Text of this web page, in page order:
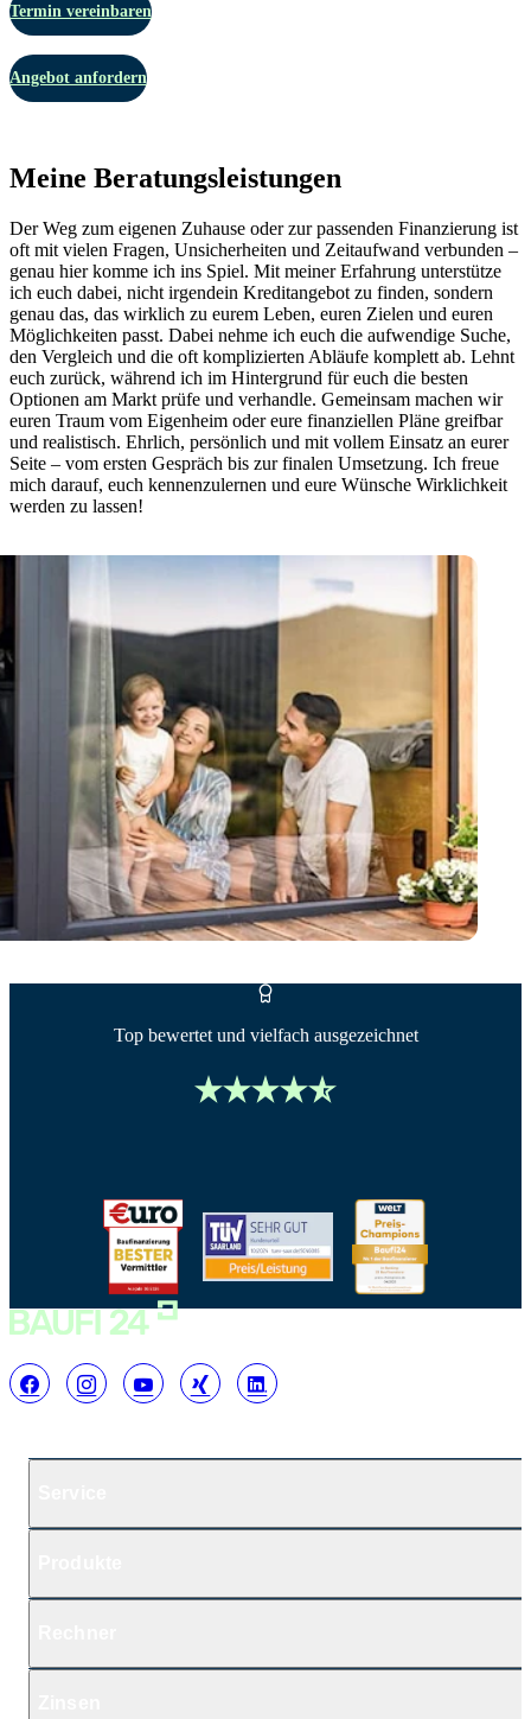
Termin vereinbaren
Angebot anfordern
Meine Beratungsleistungen
Der Weg zum eigenen Zuhause oder zur passenden Finanzierung ist
oft mit vielen Fragen, Unsicherheiten und Zeitaufwand verbunden –
genau hier komme ich ins Spiel. Mit meiner Erfahrung unterstütze
ich euch dabei, nicht irgendein Kreditangebot zu finden, sondern
genau das, das wirklich zu eurem Leben, euren Zielen und euren
Möglichkeiten passt. Dabei nehme ich euch die aufwendige Suche,
den Vergleich und die oft komplizierten Abläufe komplett ab. Lehnt
euch zurück, während ich im Hintergrund für euch die besten
Optionen am Markt prüfe und verhandle. Gemeinsam machen wir
euren Traum vom Eigenheim oder eure finanziellen Pläne greifbar
und realistisch. Ehrlich, persönlich und mit vollem Einsatz an eurer
Seite – vom ersten Gespräch bis zur finalen Umsetzung. Ich freue
mich darauf, euch kennenzulernen und eure Wünsche Wirklichkeit
werden zu lassen!
Top bewertet und vielfach ausgezeichnet